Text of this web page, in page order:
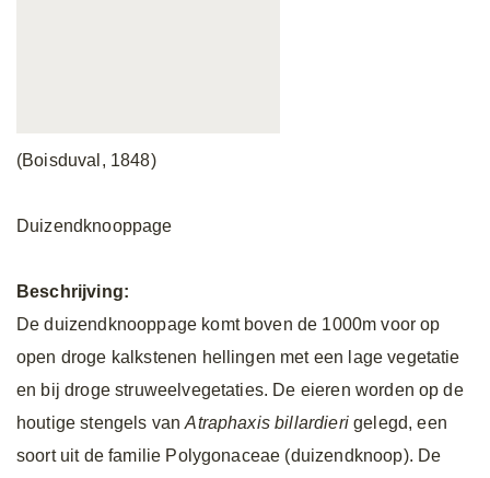
(Boisduval, 1848)
Duizendknooppage
Beschrijving:
De duizendknooppage komt boven de 1000m voor op
open droge kalkstenen hellingen met een lage vegetatie
en bij droge struweelvegetaties. De eieren worden op de
houtige stengels vanAtraphaxis billardierigelegd, een
soort uit de familie Polygonaceae (duizendknoop). De